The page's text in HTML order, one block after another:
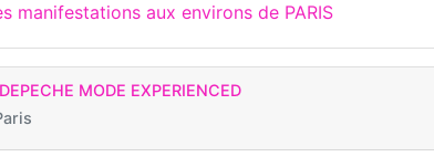
manifestations aux environs de PARIS
MODE EXPERIENCED